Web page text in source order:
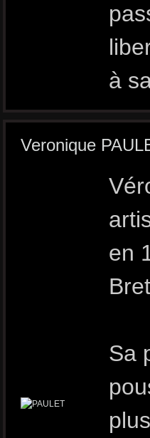
à
Veronique
en
Sa